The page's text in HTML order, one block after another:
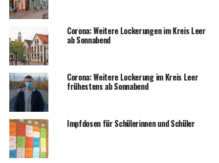
Coro­na: Wei­te­re Locke­run­gen im Kreis Leer
ab Sonnabend
Coro­na: Wei­te­re Locke­rung im Kreis Leer
frü­hes­tens ab Sonnabend
Impf­do­sen für Schü­le­rin­nen und Schüler